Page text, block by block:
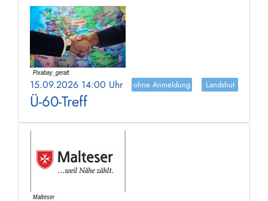
15.09.2026 14:00 Uhr ohne Anmeldung Landshut
Ü-60-Treff